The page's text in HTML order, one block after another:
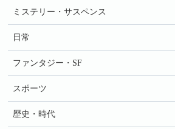
ミステリー・サスペンス
日常
ファンタジー・SF
スポーツ
歴史・時代